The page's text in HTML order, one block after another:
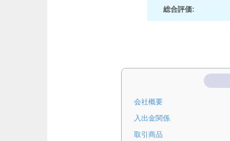
総合評価:
会社概要
入出金関係
取引商品